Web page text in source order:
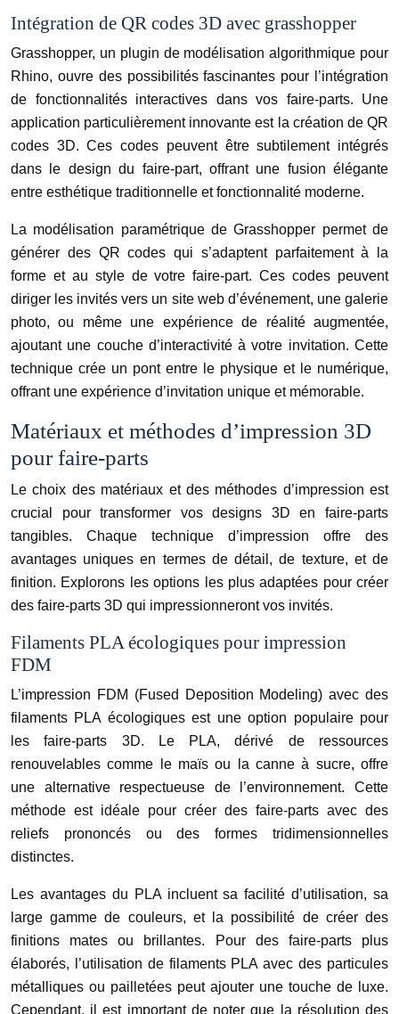
Intégration de QR codes 3D avec grasshopper
Grasshopper, un plugin de modélisation algorithmique pour
Rhino, ouvre des possibilités fascinantes pour l’intégration
de fonctionnalités interactives dans vos faire-parts. Une
application particulièrement innovante est la création de QR
codes 3D. Ces codes peuvent être subtilement intégrés
dans le design du faire-part, offrant une fusion élégante
entre esthétique traditionnelle et fonctionnalité moderne.
La modélisation paramétrique de Grasshopper permet de
générer des QR codes qui s’adaptent parfaitement à la
forme et au style de votre faire-part. Ces codes peuvent
diriger les invités vers un site web d’événement, une galerie
photo, ou même une expérience de réalité augmentée,
ajoutant une couche d’interactivité à votre invitation. Cette
technique crée un pont entre le physique et le numérique,
offrant une expérience d’invitation unique et mémorable.
Matériaux et méthodes d’impression 3D
pour faire-parts
Le choix des matériaux et des méthodes d’impression est
crucial pour transformer vos designs 3D en faire-parts
tangibles. Chaque technique d’impression offre des
avantages uniques en termes de détail, de texture, et de
finition. Explorons les options les plus adaptées pour créer
des faire-parts 3D qui impressionneront vos invités.
Filaments PLA écologiques pour impression
FDM
L’impression FDM (Fused Deposition Modeling) avec des
filaments PLA écologiques est une option populaire pour
les faire-parts 3D. Le PLA, dérivé de ressources
renouvelables comme le maïs ou la canne à sucre, offre
une alternative respectueuse de l’environnement. Cette
méthode est idéale pour créer des faire-parts avec des
reliefs prononcés ou des formes tridimensionnelles
distinctes.
Les avantages du PLA incluent sa facilité d’utilisation, sa
large gamme de couleurs, et la possibilité de créer des
finitions mates ou brillantes. Pour des faire-parts plus
élaborés, l’utilisation de filaments PLA avec des particules
métalliques ou pailletées peut ajouter une touche de luxe.
Cependant, il est important de noter que la résolution des